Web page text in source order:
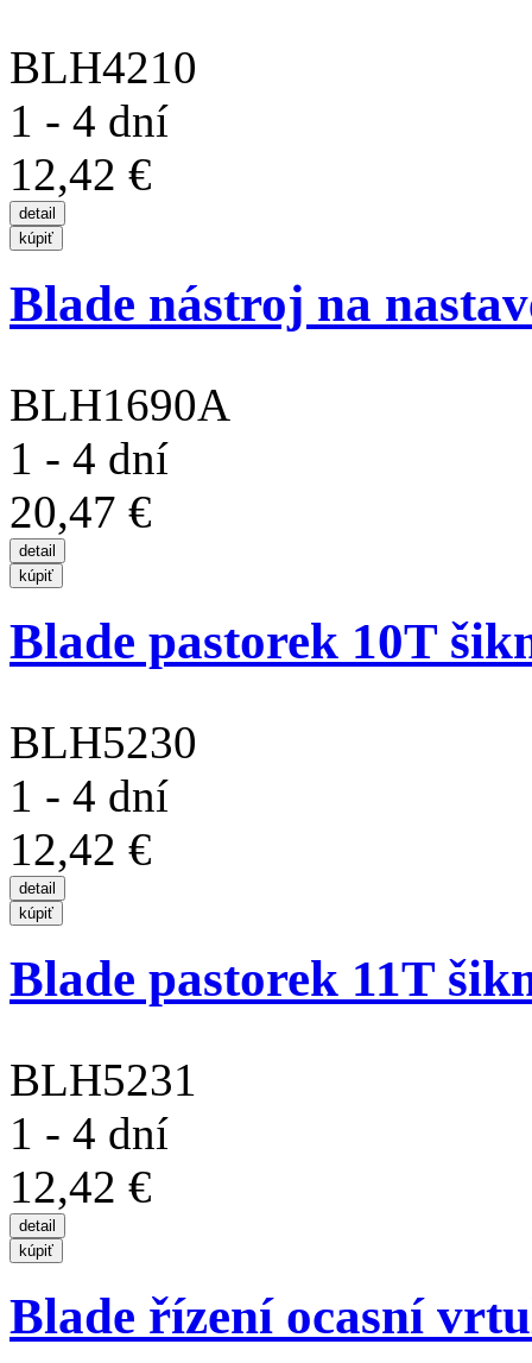
BLH4210
1 - 4 dní
12,42 €
Blade nástroj na
BLH1690A
1 - 4 dní
20,47 €
Blade pastorek 10T
BLH5230
1 - 4 dní
12,42 €
Blade pastorek 11T
BLH5231
1 - 4 dní
12,42 €
Blade řízení ocasní